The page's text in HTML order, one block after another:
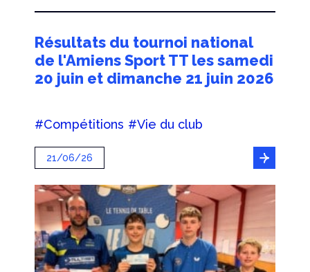
Résultats du tournoi national
de l'Amiens Sport TT les samedi
20 juin et dimanche 21 juin 2026
#Compétitions #Vie du club
21/06/26